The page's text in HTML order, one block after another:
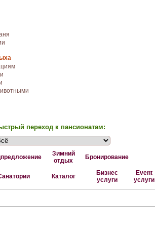
переход к пансионатам:
Зимний
отдых
Бронирование
Каталог
Бизнес
услуги
Event
услуги